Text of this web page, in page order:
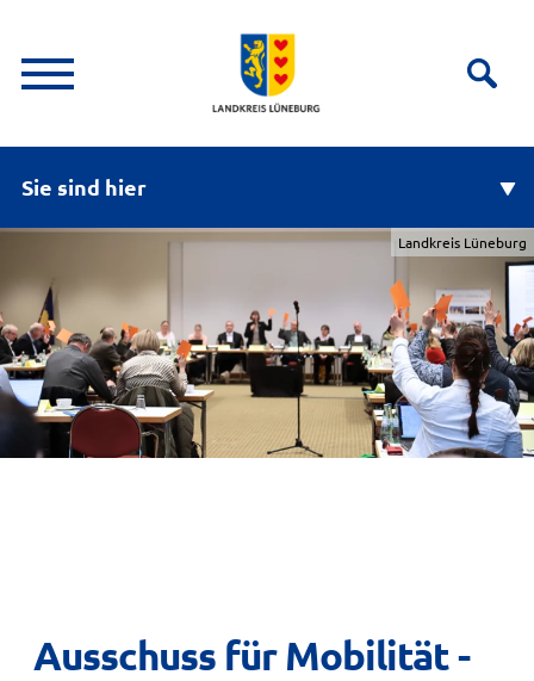
Sie sind hier
Landkreis Lüneburg
Ausschuss für Mobilität -